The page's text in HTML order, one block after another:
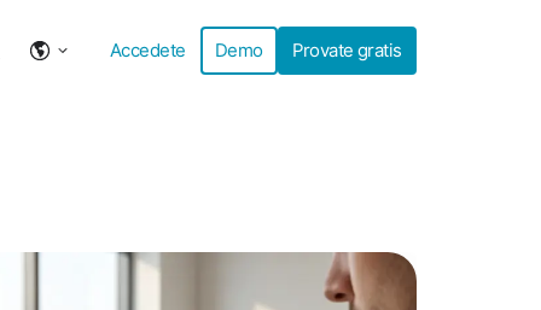
Accedete Demo Provate gratis